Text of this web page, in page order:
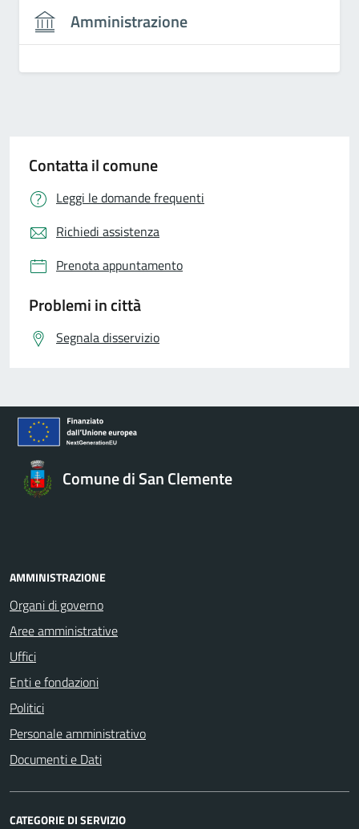
Amministrazione
Contatta il comune
Leggi le domande frequenti
Richiedi assistenza
Prenota appuntamento
Problemi in città
Segnala disservizio
Comune di San Clemente
AMMINISTRAZIONE
Organi di governo
Aree amministrative
Uffici
Enti e fondazioni
Politici
Personale amministrativo
Documenti e Dati
CATEGORIE DI SERVIZIO